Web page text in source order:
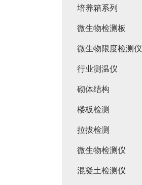
培养箱系列
微生物检测板
微生物限度检测仪
行业测温仪
砌体结构
楼板检测
拉拔检测
微生物检测仪
混凝土检测仪